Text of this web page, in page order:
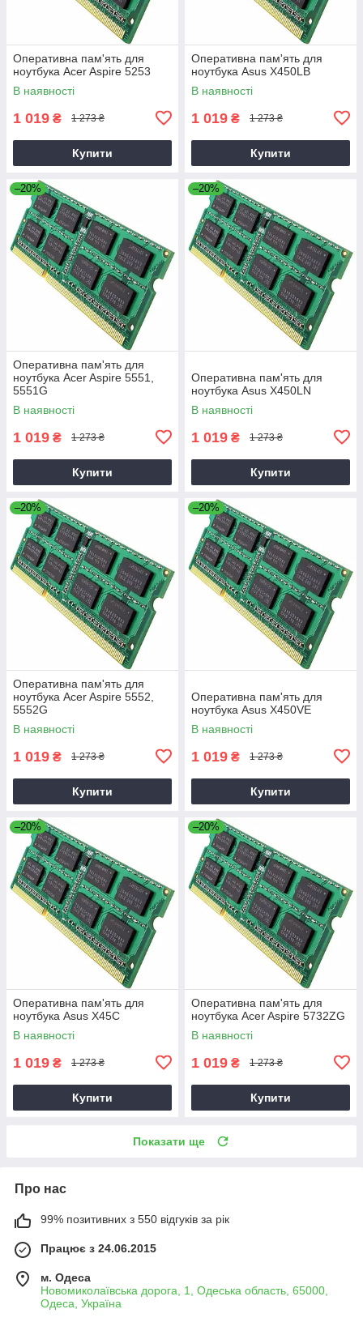
Оперативна пам'ять для
ноутбука Acer Aspire 5253
В наявності
1 019 ₴ 1 273 ₴
Купити
Оперативна пам'ять для
ноутбука Asus X450LB
В наявності
1 019 ₴ 1 273 ₴
Купити
–20%
Оперативна пам'ять для
ноутбука Acer Aspire 5551,
5551G
В наявності
1 019 ₴ 1 273 ₴
Купити
–20%
Оперативна пам'ять для
ноутбука Asus X450LN
В наявності
1 019 ₴ 1 273 ₴
Купити
–20%
Оперативна пам'ять для
ноутбука Acer Aspire 5552,
5552G
В наявності
1 019 ₴ 1 273 ₴
Купити
–20%
Оперативна пам'ять для
ноутбука Asus X450VE
В наявності
1 019 ₴ 1 273 ₴
Купити
–20%
Оперативна пам'ять для
ноутбука Asus X45C
В наявності
1 019 ₴ 1 273 ₴
Купити
–20%
Оперативна пам'ять для
ноутбука Acer Aspire 5732ZG
В наявності
1 019 ₴ 1 273 ₴
Купити
Показати ще
Про нас
99% позитивних з 550 відгуків за рік
Працює з 24.06.2015
м. Одеса
Новомиколаївська дорога, 1, Одеська область, 65000,
Одеса, Україна